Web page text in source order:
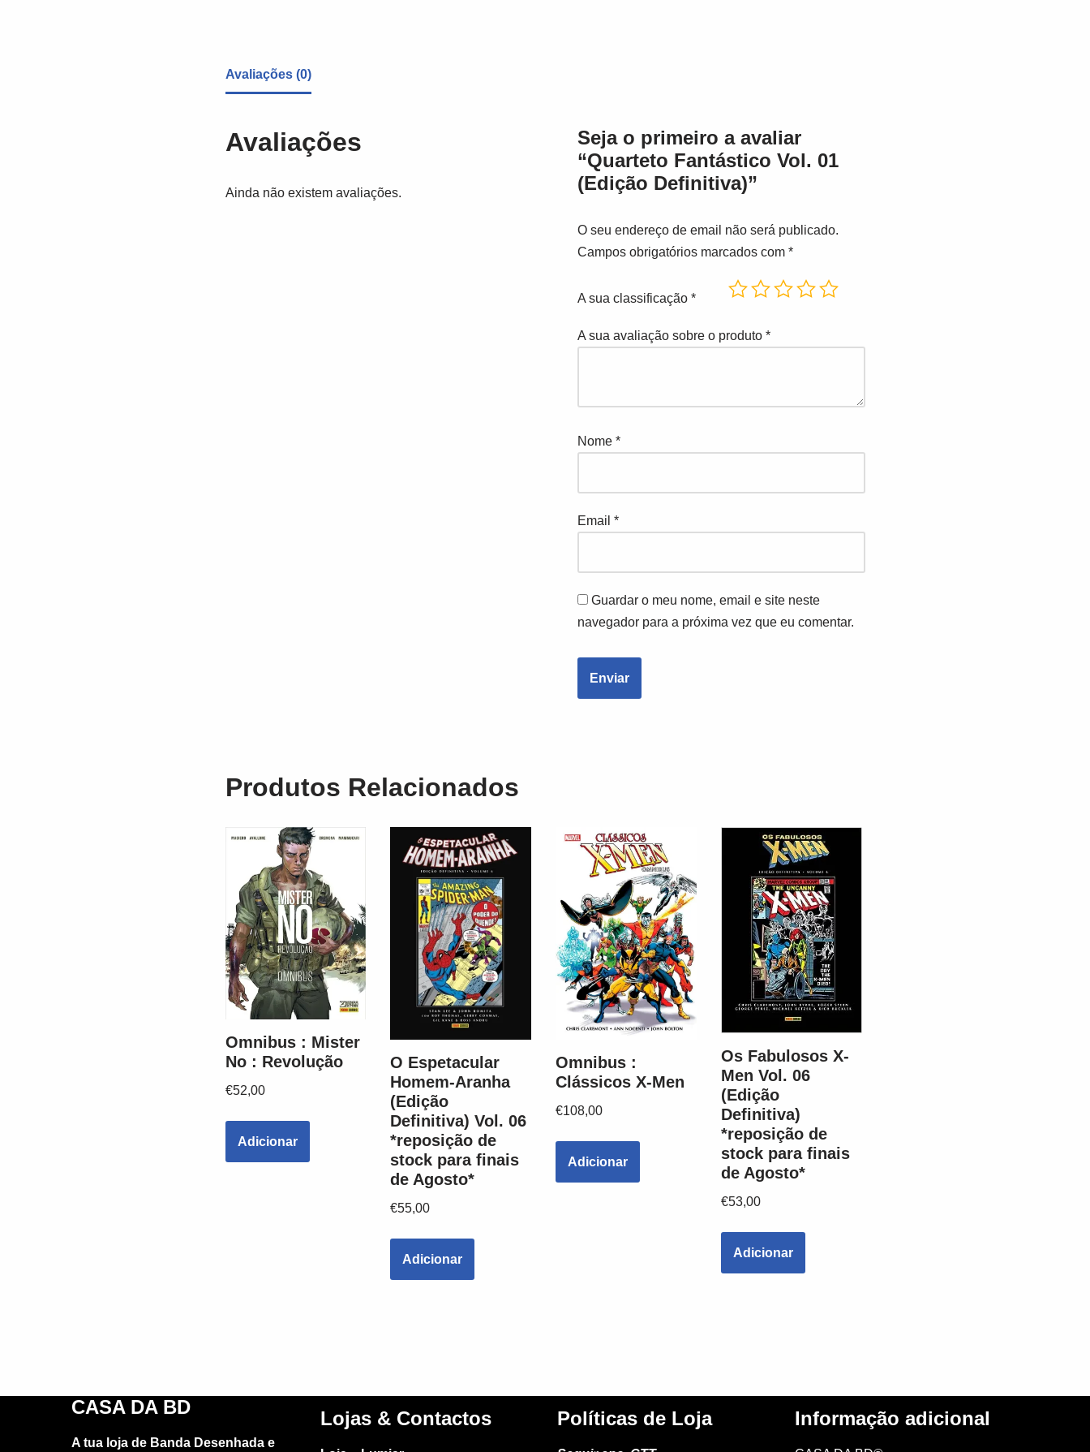
Avaliações (0)
Avaliações
Ainda não existem avaliações.
Seja o primeiro a avaliar
“Quarteto Fantástico Vol. 01
(Edição Definitiva)”
O seu endereço de email não será publicado.
Campos obrigatórios marcados com *
A sua classificação *
A sua avaliação sobre o produto *
Nome *
Email *
Guardar o meu nome, email e site neste
navegador para a próxima vez que eu comentar.
Produtos Relacionados
Omnibus : Mister
No : Revolução
€52,00
Adicionar
O Espetacular
Homem-Aranha
(Edição
Definitiva) Vol. 06
*reposição de
stock para finais
de Agosto*
€55,00
Adicionar
Omnibus :
Clássicos X-Men
€108,00
Adicionar
Os Fabulosos X-
Men Vol. 06
(Edição
Definitiva)
*reposição de
stock para finais
de Agosto*
€53,00
Adicionar
CASA DA BD
A tua loja de Banda Desenhada e
Lojas & Contactos Políticas de Loja Informação adicional